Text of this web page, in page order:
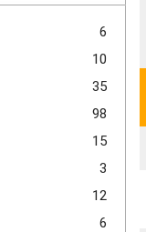
6
10
35
98
15
3
12
6